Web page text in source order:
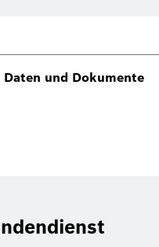
Daten und Dokumente